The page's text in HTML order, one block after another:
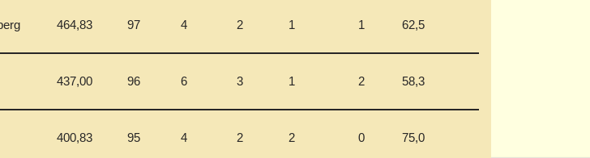
464,83 97 4 2 1 1 62,5
437,00 96 6 3 1 2 58,3
400,83 95 4 2 2 0 75,0